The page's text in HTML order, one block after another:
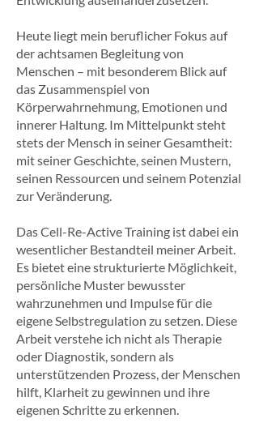
Heute liegt mein beruflicher Fokus auf
der achtsamen Begleitung von
Menschen – mit besonderem Blick auf
das Zusammenspiel von
Körperwahrnehmung, Emotionen und
innerer Haltung. Im Mittelpunkt steht
stets der Mensch in seiner Gesamtheit:
mit seiner Geschichte, seinen Mustern,
seinen Ressourcen und seinem Potenzial
zur Veränderung.
Das Cell-Re-Active Training ist dabei ein
wesentlicher Bestandteil meiner Arbeit.
Es bietet eine strukturierte Möglichkeit,
persönliche Muster bewusster
wahrzunehmen und Impulse für die
eigene Selbstregulation zu setzen. Diese
Arbeit verstehe ich nicht als Therapie
oder Diagnostik, sondern als
unterstützenden Prozess, der Menschen
hilft, Klarheit zu gewinnen und ihre
eigenen Schritte zu erkennen.